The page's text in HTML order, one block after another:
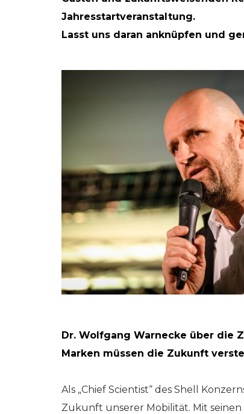
Jahresstartveranstaltung.
Lasst uns daran anknüpfen und
Dr. Wolfgang Warnecke über die
Marken müssen die Zukunft
Als „Chief Scientist“ des Shell
Zukunft unserer Mobilität. Mit
// Go!
Freitag, 6.